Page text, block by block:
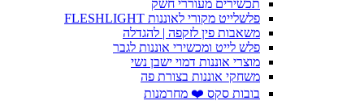
תכשירים מעוררי חשק
פלשלייט מקורי לאוננות FLESHLIGHT
משאבות פין לזקפה | להגדלה
פלש לייט ומכשירי אוננות לגבר
מוצרי אוננות דמוי ישבן נשי
משחקי אוננות בצורת פה
בובות סקס ❤️ מחרמנות